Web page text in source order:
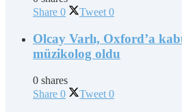
Share 0 Tweet 0
Olcay Varlı, Oxford’a
müzikolog oldu
0 shares
Share 0 Tweet 0